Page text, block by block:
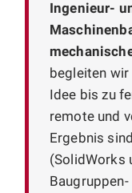
Ingenieur-
begleiten
Idee bis zu
remote und
Ergebnis
(SolidWorks